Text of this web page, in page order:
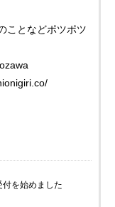
ことなどポツポツ
を始めました